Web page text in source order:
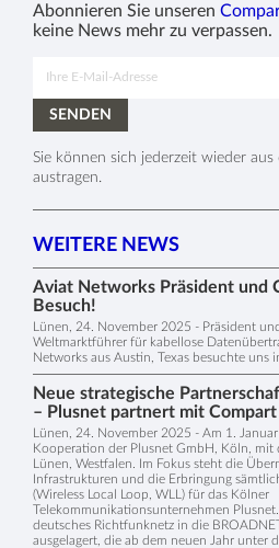
Abonnieren Sie unseren
keine News mehr zu verpassen.
Sie können sich jederzeit wieder aus
austragen.
WEITERE NEWS
Aviat Networks Präsident und
Besuch!
Lünen, 24. November 2025 - Präsident
Weltmarktführer für kabellose
Networks aus Austin, Texas besuchte uns
Neue strategische
– Plusnet partnert mit Compart
Lünen, 24. November 2025 - Am 1.
Kooperation der Plusnet GmbH, Köln, mit
Lünen, Westfalen. Im Fokus steht die
Infrastrukturen und die Erbringung
(Wireless Local Loop, WLL) für das Kölner
Telekommunikationsunternehmen
deutsches Richtfunknetz in die
ausgelagert, die ab dem neuen Jahr unter